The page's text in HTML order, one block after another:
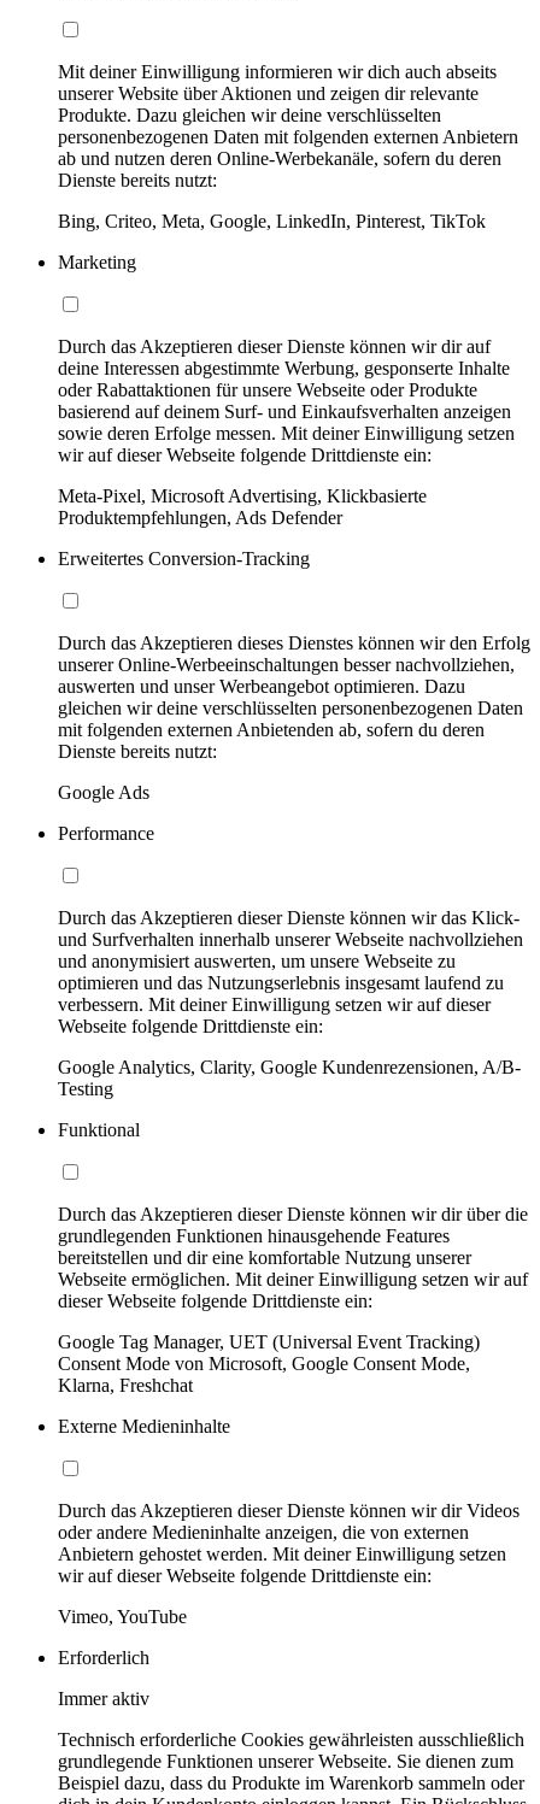
Mit deiner Einwilligung informieren wir dich auch abseits
unserer Website über Aktionen und zeigen dir relevante
Produkte. Dazu gleichen wir deine verschlüsselten
personenbezogenen Daten mit folgenden externen Anbietern
ab und nutzen deren Online-Werbekanäle, sofern du deren
Dienste bereits nutzt:
Bing, Criteo, Meta, Google, LinkedIn, Pinterest, TikTok
Marketing
Durch das Akzeptieren dieser Dienste können wir dir auf
deine Interessen abgestimmte Werbung, gesponserte Inhalte
oder Rabattaktionen für unsere Webseite oder Produkte
basierend auf deinem Surf- und Einkaufsverhalten anzeigen
sowie deren Erfolge messen. Mit deiner Einwilligung setzen
wir auf dieser Webseite folgende Drittdienste ein:
Meta-Pixel, Microsoft Advertising, Klickbasierte
Produktempfehlungen, Ads Defender
Erweitertes Conversion-Tracking
Durch das Akzeptieren dieses Dienstes können wir den Erfolg
unserer Online-Werbeeinschaltungen besser nachvollziehen,
auswerten und unser Werbeangebot optimieren. Dazu
gleichen wir deine verschlüsselten personenbezogenen Daten
mit folgenden externen Anbietenden ab, sofern du deren
Dienste bereits nutzt:
Google Ads
Performance
Durch das Akzeptieren dieser Dienste können wir das Klick-
und Surfverhalten innerhalb unserer Webseite nachvollziehen
und anonymisiert auswerten, um unsere Webseite zu
optimieren und das Nutzungserlebnis insgesamt laufend zu
verbessern. Mit deiner Einwilligung setzen wir auf dieser
Webseite folgende Drittdienste ein:
Google Analytics, Clarity, Google Kundenrezensionen, A/B-
Testing
Funktional
Durch das Akzeptieren dieser Dienste können wir dir über die
grundlegenden Funktionen hinausgehende Features
bereitstellen und dir eine komfortable Nutzung unserer
Webseite ermöglichen. Mit deiner Einwilligung setzen wir auf
dieser Webseite folgende Drittdienste ein:
Google Tag Manager, UET (Universal Event Tracking)
Consent Mode von Microsoft, Google Consent Mode,
Klarna, Freshchat
Externe Medieninhalte
Durch das Akzeptieren dieser Dienste können wir dir Videos
oder andere Medieninhalte anzeigen, die von externen
Anbietern gehostet werden. Mit deiner Einwilligung setzen
wir auf dieser Webseite folgende Drittdienste ein:
Vimeo, YouTube
Erforderlich
Immer aktiv
Technisch erforderliche Cookies gewährleisten ausschließlich
grundlegende Funktionen unserer Webseite. Sie dienen zum
Beispiel dazu, dass du Produkte im Warenkorb sammeln oder